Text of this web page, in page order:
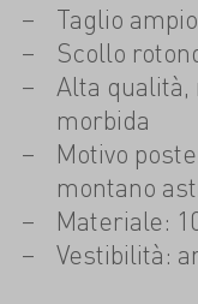
Taglio
Scollo
Alta
morbida
Motivo
montano
Materiale:
Vestibilità: